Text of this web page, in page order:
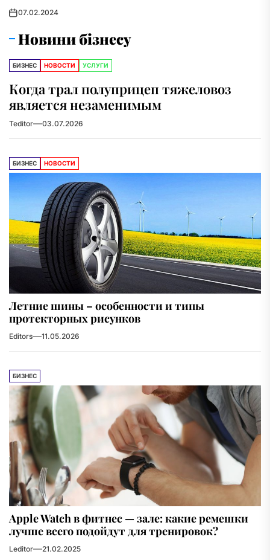
07.02.2024
Новини бізнесу
БИЗНЕС НОВОСТИ УСЛУГИ
Когда трал полуприцеп тяжеловоз
является незаменимым
Teditor 03.07.2026
БИЗНЕС НОВОСТИ
Летние шины – особенности и типы
протекторных рисунков
Editors 11.05.2026
БИЗНЕС
Apple Watch в фитнес — зале: какие ремешки
лучше всего подойдут для тренировок?
Leditor 21.02.2025